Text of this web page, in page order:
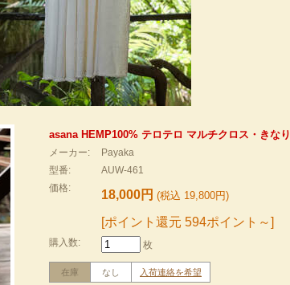
asana HEMP100% テロテロ マルチクロス・きなり
メーカー:
Payaka
型番:
AUW-461
価格:
18,000円 (税込 19,800円)
[ポイント還元 594ポイント～]
購入数: 枚
在庫 なし 入荷連絡を希望